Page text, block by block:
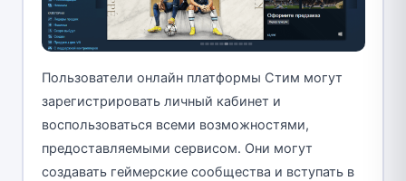
Пользователи онлайн платформы Стим могут
зарегистрировать личный кабинет и
воспользоваться всеми возможностями,
предоставляемыми сервисом. Они могут
создавать геймерские сообщества и вступать в